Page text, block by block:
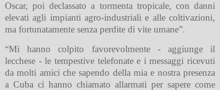
Oscar, poi declassato a tormenta tropicale, con danni
elevati agli impianti agro-industriali e alle coltivazioni,
ma fortunatamente senza perdite di vite umane”.
“Mi hanno colpito favorevolmente - aggiunge il
lecchese - le tempestive telefonate e i messaggi ricevuti
da molti amici che sapendo della mia e nostra presenza
a Cuba ci hanno chiamato allarmati per sapere come